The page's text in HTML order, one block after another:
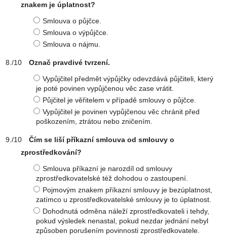
znakem je úplatnost?
Smlouva o půjčce.
Smlouva o výpůjčce.
Smlouva o nájmu.
Označ pravdivé tvrzení.
Vypůjčitel předmět výpůjčky odevzdává půjčiteli, který
je poté povinen vypůjčenou věc zase vrátit.
Půjčitel je věřitelem v případě smlouvy o půjčce.
Vypůjčitel je povinen vypůjčenou věc chránit před
poškozením, ztrátou nebo zničením.
Čím se liší příkazní smlouva od smlouvy o
zprostředkování?
Smlouva příkazní je narozdíl od smlouvy
zprostředkovatelské též dohodou o zastoupení.
Pojmovým znakem příkazní smlouvy je bezúplatnost,
zatímco u zprostředkovatelské smlouvy je to úplatnost.
Dohodnutá odměna náleží zprostředkovateli i tehdy,
pokud výsledek nenastal, pokud nezdar jednání nebyl
způsoben porušením povinnosti zprostředkovatele.